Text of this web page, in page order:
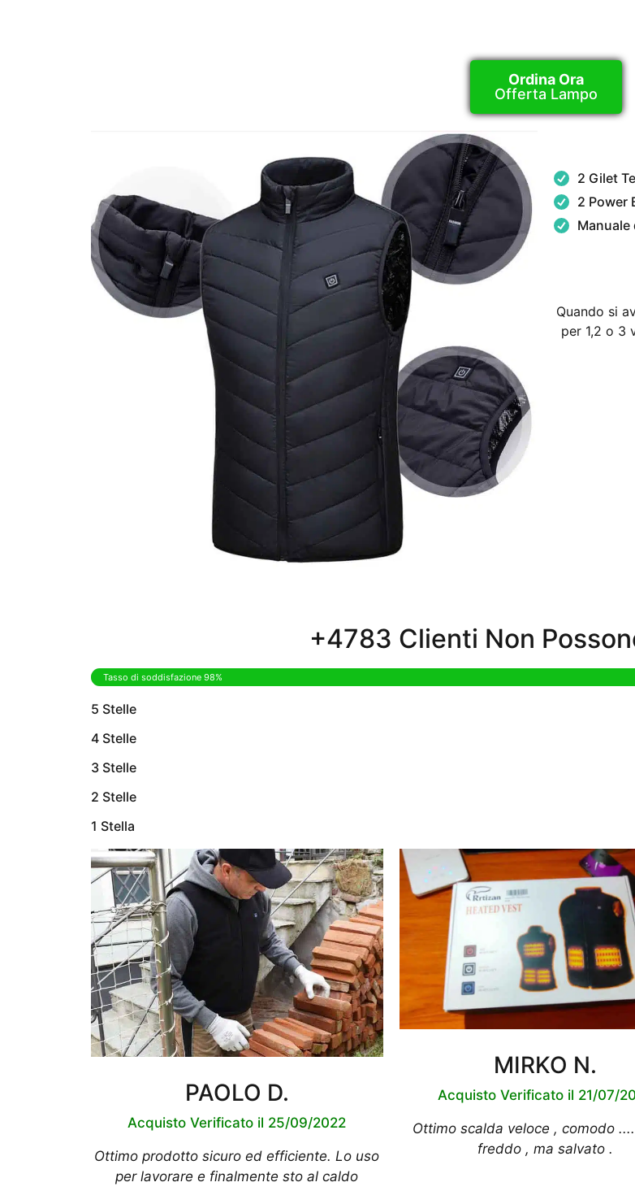
Ordina Ora
Offerta Lampo
2 Gilet
2 Power
Quando si
per 1,2 o 3
+4783 Clienti Non
Tasso di soddisfazione 98%
5 Stelle
4 Stelle
3 Stelle
2 Stelle
1 Stella
PAOLO D.
Acquisto Verificato il 25/09/2022
Ottimo prodotto sicuro ed efficiente. Lo uso
per lavorare e finalmente sto al caldo
MIRKO N.
Acquisto Verificato il 21/07/
Ottimo scalda veloce , comodo
freddo , ma salvato .